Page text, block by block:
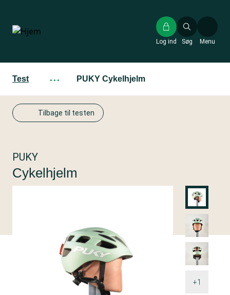
hovedindhold
Søg
Log ind Menu
Test ··· PUKY Cykelhjelm
Tilbage til testen
+1
PUKY
Cykelhjelm